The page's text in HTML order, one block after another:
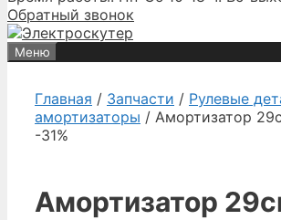
Обратный звонок
Меню
Главная / Запчасти / Рулевые
амортизаторы / Амортизатор
-31%
Амортизатор